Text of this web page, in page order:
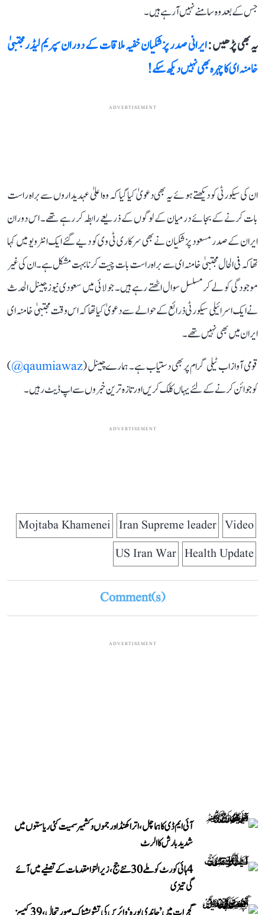
جس کے بعد وہ سامنے نہیں آرہے ہیں۔
یہ بھی پڑھیں :ایرانی صدر پزشکیان خفیہ ملاقات کے دوران سپریم لیڈر مجتبیٰ
خامنہ ای کا چہرہ بھی نہیں دیکھ سکے!
ADVERTISEMENT
ان کی سیکورٹی کو دیکھتے ہوئے یہ بھی دعویٰ کیا گیا کہ وہ اعلیٰ عہدیداروں سے براہ راست
بات کرنے کے بجائے درمیان کے لوگوں کے ذریعے رابطہ کر رہے تھے۔ اس دوران
ایران کے صدر مسعود پزشکیان نے بھی سرکاری ٹی وی کو دیے گئے ایک انٹرویو میں کہا
تھا کہ فی الحال مجتبیٰ خامنہ ای سے براہ راست بات چیت کرنا بہت مشکل ہے۔ ان کی غیر
موجودگی کو لے کر مسلسل سوال اٹھتے رہے ہیں۔ جولائی میں سعودی نیوز چینل الحدث
نے ایک اسرائیلی سیکورٹی ذرائع کے حوالے سے دعویٰ کیا تھا کہ اس وقت مجتبیٰ خامنہ ای
ایران میں بھی نہیں تھے۔
قومی آواز اب ٹیلی گرام پر بھی دستیاب ہے۔ ہمارے چینل (qaumiawaz@
)
کو جوائن کرنے کے لئے یہاں کلک کریں اور تازہ ترین خبروں سے اپ ڈیٹ رہیں۔
ADVERTISEMENT
Video
Iran Supreme leader
Mojtaba Khamenei
Health Update
US Iran War
Comment(s)
ADVERTISEMENT
آئی ایم ڈی کا ہماچل، اتراکھنڈ اور جموں و کشمیر سمیت کئی ریاستوں میں
شدید بارش کا الرٹ
4 ہائی کورٹ کو ملے 30 نئے جج، زیر التوا مقدمات کے تصفیے میں آئے
گی تیزی